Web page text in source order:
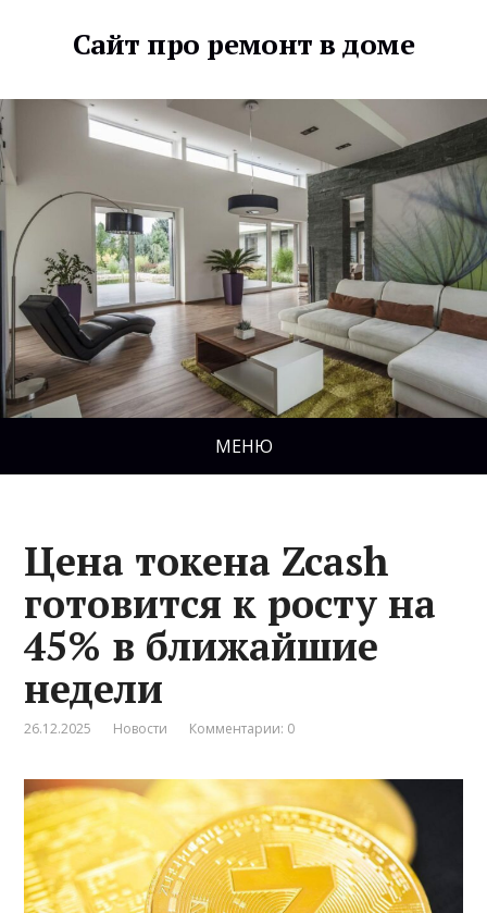
Сайт про ремонт в доме
МЕНЮ
Цена токена Zcash
готовится к росту на
45% в ближайшие
недели
26.12.2025 Новости Комментарии: 0